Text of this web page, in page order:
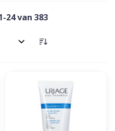
-24van 383